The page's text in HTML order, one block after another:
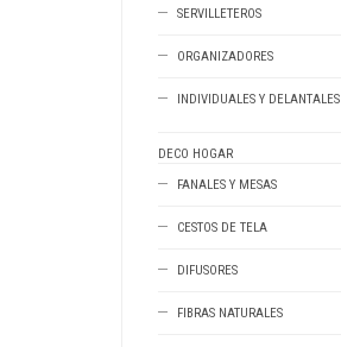
SERVILLETEROS
ORGANIZADORES
INDIVIDUALES Y DELANTALES
DECO HOGAR
FANALES Y MESAS
CESTOS DE TELA
DIFUSORES
FIBRAS NATURALES